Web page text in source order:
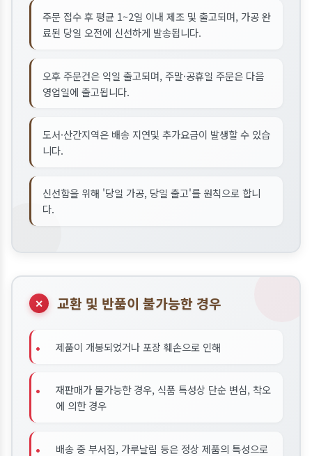
주문 접수 후 평균 1~2일 이내 제조 및 출고되며, 가공 완
료된 당일 오전에 신선하게 발송됩니다.
오후 주문건은 익일 출고되며, 주말·공휴일 주문은 다음
영업일에 출고됩니다.
도서·산간지역은 배송 지연및 추가요금이 발생할 수 있습
니다.
신선함을 위해 '당일 가공, 당일 출고'를 원칙으로 합니
다.
✕ 교환 및 반품이 불가능한 경우
• 제품이 개봉되었거나 포장 훼손으로 인해
•
재판매가 불가능한 경우, 식품 특성상 단순 변심, 착오
에 의한 경우
•
배송 중 부서짐, 가루날림 등은 정상 제품의 특성으로